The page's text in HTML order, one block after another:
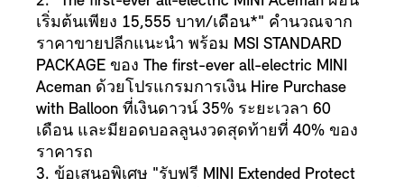
เริ่มต้นเพียง 15,555 บาท/เดือน*" คำนวณจาก
ราคาขายปลีกแนะนำ พร้อม MSI STANDARD
PACKAGE ของ The first-ever all-electric MINI
Aceman ด้วยโปรแกรมการเงิน Hire Purchase
with Balloon ที่เงินดาวน์ 35% ระยะเวลา 60
เดือน และมียอดบอลลูนงวดสุดท้ายที่ 40% ของ
ราคารถ
3. ข้อเสนอพิเศษ "รับฟรี MINI Extended Protect